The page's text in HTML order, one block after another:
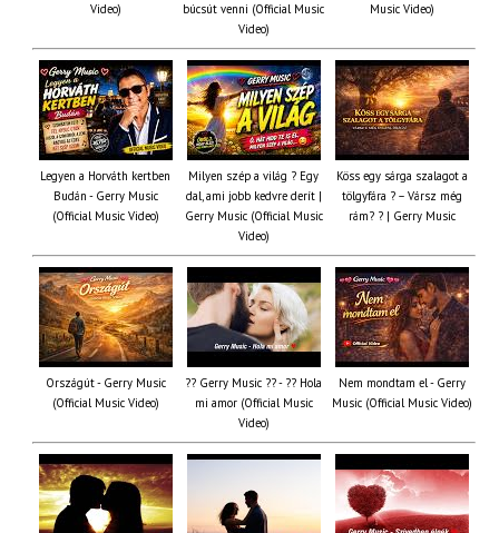
Video)
búcsút venni (Official Music
Video)
Music Video)
Legyen a Horváth kertben
Budán - Gerry Music
(Official Music Video)
Milyen szép a világ ? Egy
dal, ami jobb kedvre derít |
Gerry Music (Official Music
Video)
Köss egy sárga szalagot a
tölgyfára ?️ – Vársz még
rám? ? | Gerry Music
Országút - Gerry Music
(Official Music Video)
?? Gerry Music ?? - ?? Hola
mi amor (Official Music
Video)
Nem mondtam el - Gerry
Music (Official Music Video)